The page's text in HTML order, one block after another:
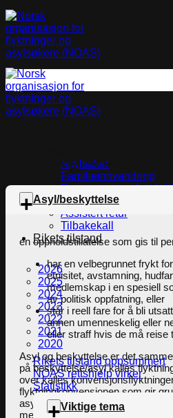
Skip
to
content
Asylsaker
Familieinnvandring
Permanent
Statsborgerskap
Assistert retur
Tilbakekall
Rikets tilstand
2026
2025
2024
2023
2022
2021
2020
Rikets tilstand oppsummert
NOAS rettshjelp virker
Statistikk
Viktige tema
Ord og uttrykkk
Asyl/beskyttelse
en oppholdstillatelse som gis til
har en velbegrunnet frykt
etnisitet, avstamning,
medlemskap i en spesiell
av politisk oppfatning, eller
står i reell fare for å bli
annen umenneskelig eller
eller straff hvis de må reise
Asyl og beskyttelse er det
på beskyttelse/asyl kalles
over kalles
flyktningkonvensjonen som gir
asyl/beskyttelse. Den andre
medhold av andre